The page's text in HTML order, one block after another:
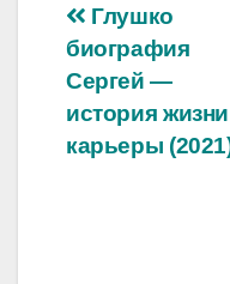
по
записям
Глушко
биография
Сергей —
история
карьеры